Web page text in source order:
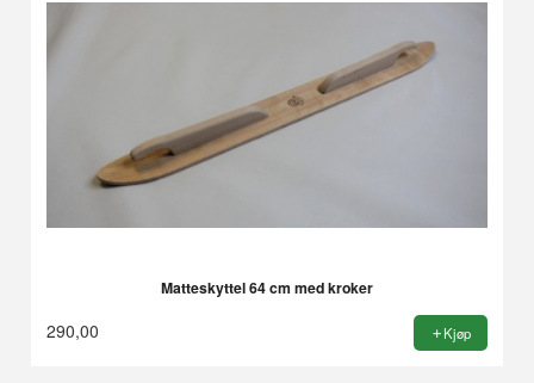
Matteskyttel 64 cm med kroker
290,00 Kjøp